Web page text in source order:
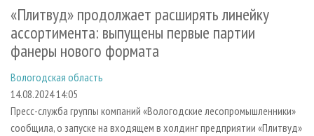
ЛЕСОПИЛЕНИЕ
ДЕРЕВООБРАБОТКА
СУШКА ДРЕВЕСИНЫ
ПРОИЗВОДСТВО ДРЕВЕСНЫХ ПЛИТ
ДЕРЕВЯННОЕ ДОМОСТРОЕНИЕ
ПРОИЗВОДСТВО МЕБЕЛИ
НОВОСТИ ЖУРНАЛА
НОВОСТИ КОМПАНИЙ
ПРЕДПРИЯТИЯ ЛПК
ЛЕСНЫЕ РЕГИОНЫ РОССИИ
ПЕРСОНЫ
МОБИЛЬНЫЕ ВЫСТАВКИ
ОФИЦИАЛЬНЫЕ ДЕЛЕГАЦИИ
ПРИОРИТЕТНЫЕ ИНВЕСТПРОЕКТЫ
АРХИВ ЖУРНАЛОВ
СТАТЬИ
О ЖУРНАЛЕ
ПОДПИСКА
КОНТАКТЫ
РЕКЛАМОДАТЕЛЯМ
РЕКЛАМА
РЕКЛАМА НА САЙТЕ
«Плитвуд» продолжает расширять линейку
ассортимента: выпущены первые партии
фанеры нового формата
Вологодская область
14.08.2024 14:05
Пресс-служба группы компаний «Вологодские лесопромышленники»
сообщила, о запуске на входящем в холдинг предприятии «Плитвуд»